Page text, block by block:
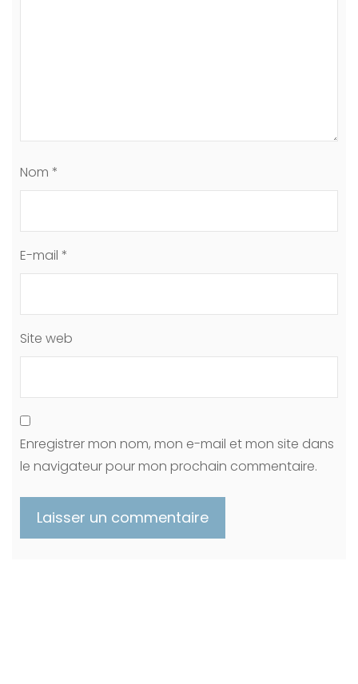
Nom *
E-mail *
Site web
Enregistrer mon nom, mon e-mail et mon site dans
le navigateur pour mon prochain commentaire.